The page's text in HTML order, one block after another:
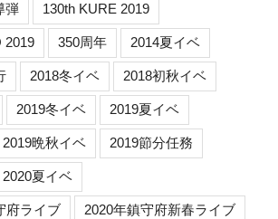
弾 130th KURE 2019
2019 350周年 2014夏イベ
2018冬イベ 2018初秋イベ
2019冬イベ 2019夏イベ
2019晩秋イベ 2019節分任務
2020夏イベ
府ライブ 2020年鎮守府新春ライブ